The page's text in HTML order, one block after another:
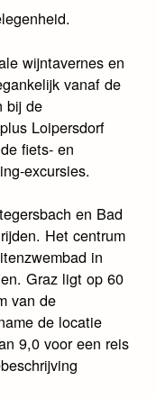
wijntavernes en
vanaf de
bij de
Loipersdorf
fiets- en
excursies.
en Bad
Het centrum
in
Graz ligt op 60
van de
de locatie
9,0 voor een reis